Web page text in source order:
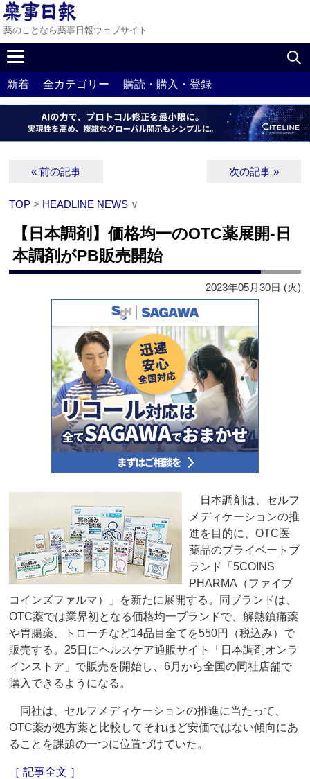
薬のことなら薬事日報ウェブサイト
新着 全カテゴリー 購読・購入・登録
« 前の記事 次の記事 »
TOP > HEADLINE NEWS ∨
【日本調剤】価格均一のOTC薬展開‐日
本調剤がPB販売開始
2023年05月30日 (火)
日本調剤は、セルフ
メディケーションの推
進を目的に、OTC医
薬品のプライベートブ
ランド「5COINS
PHARMA（ファイブ
コインズファルマ）」を新たに展開する。同ブランドは、
OTC薬では業界初となる価格均一ブランドで、解熱鎮痛薬
や胃腸薬、トローチなど14品目全てを550円（税込み）で
販売する。25日にヘルスケア通販サイト「日本調剤オンラ
インストア」で販売を開始し、6月から全国の同社店舗で
購入できるようになる。
同社は、セルフメディケーションの推進に当たって、
OTC薬が処方薬と比較してそれほど安価ではない傾向にあ
ることを課題の一つに位置づけていた。
［ 記事全文 ］